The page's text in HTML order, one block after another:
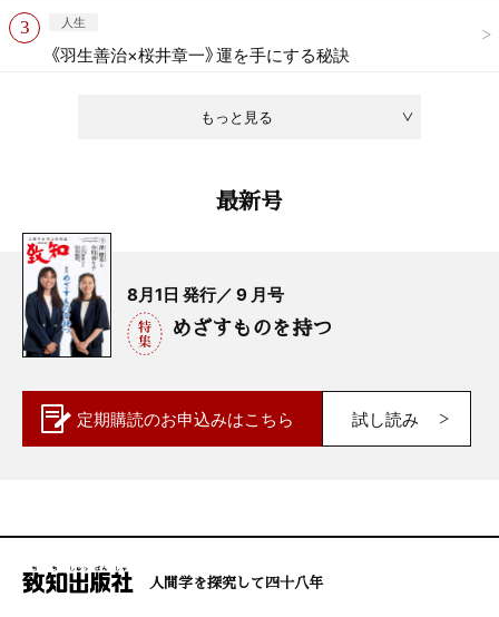
もっと見る
人生
《羽生善治×桜井章一》運を手にする秘訣
最新号
8月1日 発行／ 9 月号
めざすものを持つ
定期購読のお申込みはこちら 試し読み
人間学を探究して四十八年